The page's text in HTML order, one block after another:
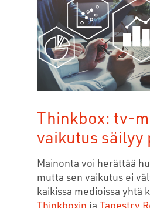
Thinkbox: tv-
vaikutus säilyy
Mainonta voi herättää
mutta sen vaikutus ei
kaikissa medioissa yhtä
Thinkboxin ja Tapestry